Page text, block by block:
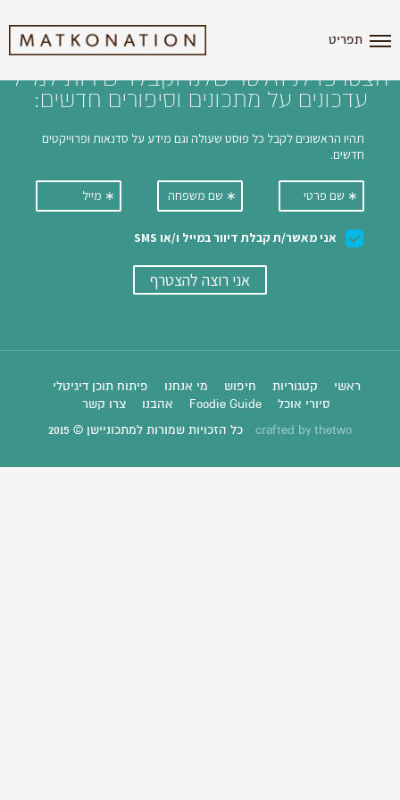
תפריט
הצטרפו לניוזלטר שלנו וקבלו ישירות למייל
עדכונים על מתכונים וסיפורים חדשים:
ראשי קטגוריות חיפוש מי אנחנו
פיתוח תוכן דיגיטלי
סיורי אוכל
Foodie Guide אהבנו צרו קשר
crafted by thetwo כל הזכויות שמורות למתכוניישן © 2015